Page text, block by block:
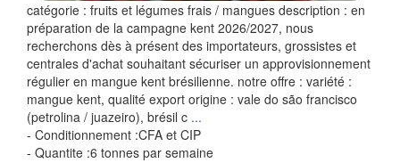
catégorie : fruits et légumes frais / mangues description : en
préparation de la campagne kent 2026/2027, nous
recherchons dès à présent des importateurs, grossistes et
centrales d'achat souhaitant sécuriser un approvisionnement
régulier en mangue kent brésilienne. notre offre : variété :
mangue kent, qualité export origine : vale do são francisco
(petrolina / juazeiro), brésil c ...
- Conditionnement :CFA et CIP
- Quantite :6 tonnes par semaine